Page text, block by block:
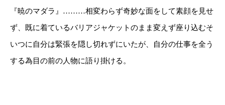
『暁のマダラ』………相変わらず奇妙な面をして素顔を見せ
ず、既に着ているバリアジャケットのまま変えず座り込むそ
いつに自分は緊張を隠し切れずにいたが、自分の仕事を全う
する為目の前の人物に語り掛ける。